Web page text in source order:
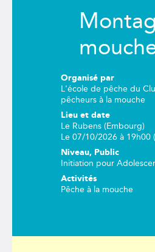
Organisé par
L'école de pêche du
pêcheurs à la mouche
Lieu et date
Le Rubens (Embourg)
Le 07/10/2026 à 19h00
Niveau, Public
Initiation pour
Activités
Pêche à la mouche